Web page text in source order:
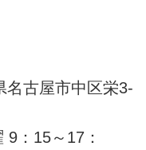
名古屋市中区栄3-
9：15～17：